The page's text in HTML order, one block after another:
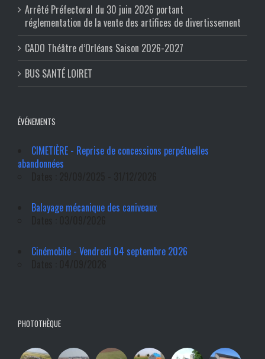
Arrêté Préfectoral du 30 juin 2026 portant
réglementation de la vente des artifices de divertissement
CADO Théâtre d’Orléans Saison 2026-2027
BUS SANTÉ LOIRET
ÉVÉNEMENTS
CIMETIÈRE - Reprise de concessions perpétuelles
abandonnées
Balayage mécanique des caniveaux
Cinémobile - Vendredi 04 septembre 2026
PHOTOTHÈQUE